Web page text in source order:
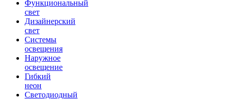
Функциональный
свет
Дизайнерский
свет
Системы
освещения
Наружное
освещение
Гибкий
неон
Светодиодный